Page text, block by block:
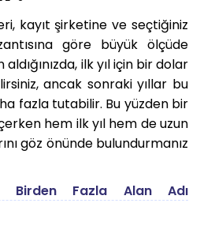
kayıt şirketine ve seçtiğiniz
göre büyük ölçüde
ilk yıl için bir dolar
ancak sonraki yıllar bu
fazla tutabilir. Bu yüzden bir
hem ilk yıl hem de uzun
göz önünde bulundurmanız
Birden Fazla Alan Adı